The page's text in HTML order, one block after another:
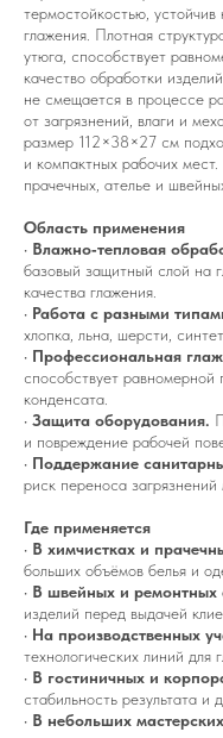
термостойкостью,
глажения. Плотная
утюга, способствует
качество обработки
не смещается в процессе
от загрязнений, влаги и
размер 112×38×27 см
и компактных рабочих
прачечных, ателье и
Область применения
• Влажно‑тепловая
базовый защитный слой на
качества глажения.
• Работа с разными
хлопка, льна, шерсти,
• Профессиональная
способствует
конденсата.
• Защита оборудования.
и повреждение рабочей
• Поддержание
риск переноса загрязнений
Где применяется
• В химчистках и
больших объёмов белья и
• В швейных и ремонтных
изделий перед выдачей
• На производственных
технологических линий для
• В гостиничных и
стабильность результата и
• В небольших